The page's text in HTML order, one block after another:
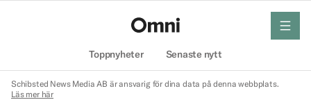
Toppnyheter Senaste nytt
meny
Schibsted News Media AB är ansvarig för dina data på denna webbplats.
Läs mer här